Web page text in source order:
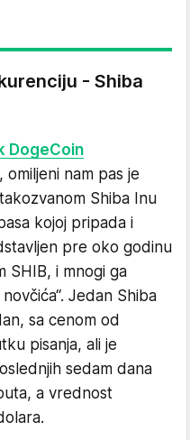
- Shiba
DogeCoin
nam pas je
Shiba Inu
kojoj pripada i
pre oko godinu
SHIB, i mnogi ga
Jedan Shiba
sa cenom od
pisanja, ali je
sedam dana
a vrednost